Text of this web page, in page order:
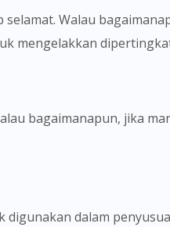
redirect me
Walau
mengelakkan
bagaimanapun, jika
dalam